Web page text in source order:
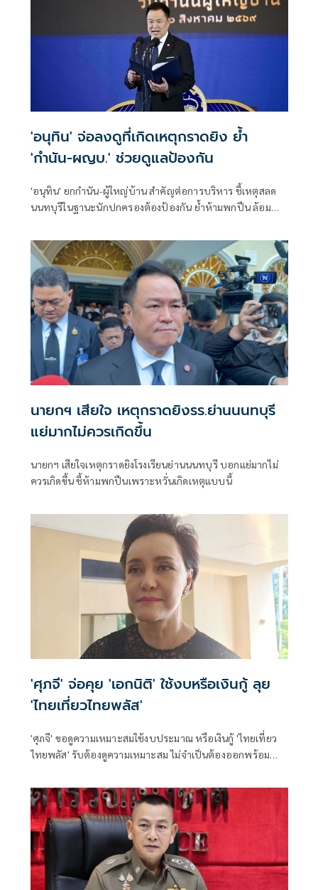
'อนุทิน' จ่อลงดูที่เกิดเหตุกราดยิง ย้ำ
'กำนัน-ผญบ.' ช่วยดูแลป้องกัน
'อนุทิน' ยกกำนัน-ผู้ใหญ่บ้าน สำคัญต่อการบริหาร ชี้เหตุสลด
นนทบุรีในฐานะนักปกครองต้องป้องกัน ย้ำห้ามพกปืน ล้อม
ที่เกิดเหตุ
นายกฯ เสียใจ เหตุกราดยิงรร.ย่านนนทบุรี
แย่มากไม่ควรเกิดขึ้น
นายกฯ เสียใจเหตุกราดยิงโรงเรียนย่านนนทบุรี บอกแย่มากไม่
ควรเกิดขึ้น ชี้ห้ามพกปืนเพราะหวั่นเกิดเหตุแบบนี้
'ศุภจี' จ่อคุย 'เอกนิติ' ใช้งบหรือเงินกู้ ลุย
'ไทยเที่ยวไทยพลัส'
'ศุภจี' ขอดูความเหมาะสมใช้งบประมาณ หรือเงินกู้ 'ไทยเที่ยว
ไทยพลัส' รับต้องดูความเหมาะสม ไม่จำเป็นต้องออกพร้อม